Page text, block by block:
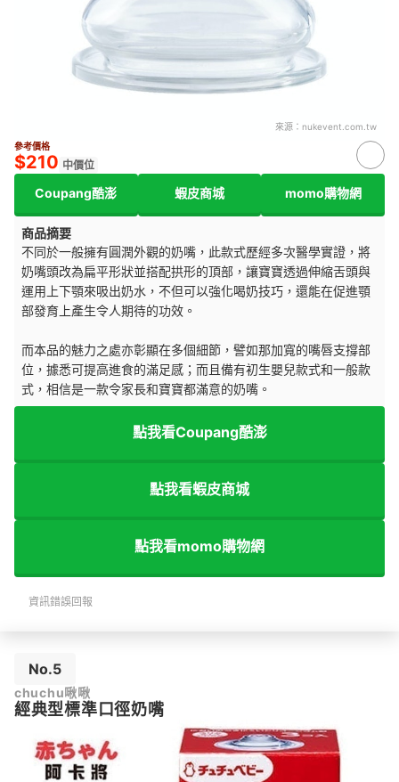
來源： nukevent.com.tw
參考價格
$210 中價位
Coupang酷澎 蝦皮商城 momo購物網
商品摘要
不同於一般擁有圓潤外觀的奶嘴，此款式歷經多次醫學實證，將
奶嘴頭改為扁平形狀並搭配拱形的頂部，讓寶寶透過伸縮舌頭與
運用上下顎來吸出奶水，不但可以強化喝奶技巧，還能在促進顎
部發育上產生令人期待的功效。
而本品的魅力之處亦彰顯在多個細節，譬如那加寬的嘴唇支撐部
位，據悉可提高進食的滿足感；而且備有初生嬰兒款式和一般款
式，相信是一款令家長和寶寶都滿意的奶嘴。
點我看Coupang酷澎
點我看蝦皮商城
點我看momo購物網
資訊錯誤回報
No.5
chuchu啾啾
經典型標準口徑奶嘴